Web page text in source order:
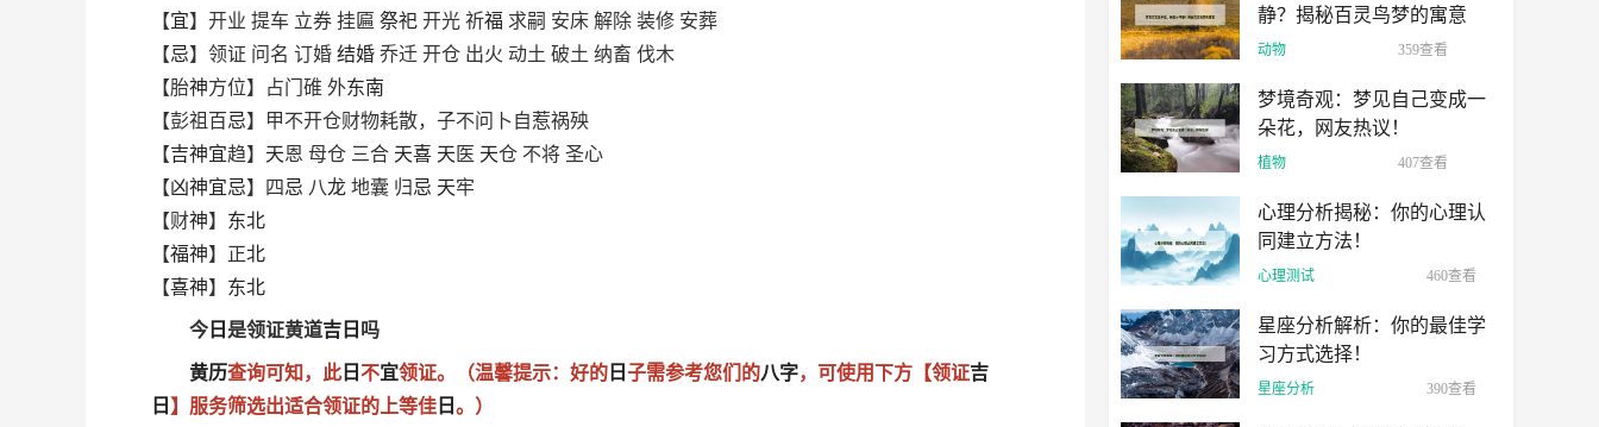
【宜】开业 提车 立券 挂匾 祭祀 开光 祈福 求嗣 安床 解除 装修 安葬
【忌】领证 问名 订婚 结婚 乔迁 开仓 出火 动土 破土 纳畜 伐木
【胎神方位】占门碓 外东南
【彭祖百忌】甲不开仓财物耗散，子不问卜自惹祸殃
【吉神宜趋】 天恩 母仓 三合 天喜 天 医 天仓 不将 圣心
【凶神宜忌】四忌 八龙 地囊 归忌 天牢
【财神】 东北
【福神】正北
【喜神】 东北
今 日 是领证黄道吉 日 吗
黄历查询可知，此日 不宜领证。（温馨提示：好的 日 子需参考您们的八字，可使用下方【领证吉
日 】服务筛选出适合领证的上等佳 日 。）
静？揭秘百灵鸟梦的寓意
动物 359查看
梦境奇观：梦见自己变成一
朵花，网友热议！
植物 407查看
心理分析揭秘：你的心理认
同建立方法！
心理测试 460查看
星座分析解析：你的最佳学
习方式选择！
星座分析 390查看